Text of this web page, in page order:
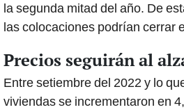
la segunda mitad del año. De
las colocaciones podrían cerrar
Precios seguirán al
Entre setiembre del 2022 y lo
viviendas se incrementaron en